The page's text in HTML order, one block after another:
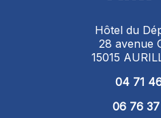
Hôtel du
28 avenue
15015
04 71
06 76